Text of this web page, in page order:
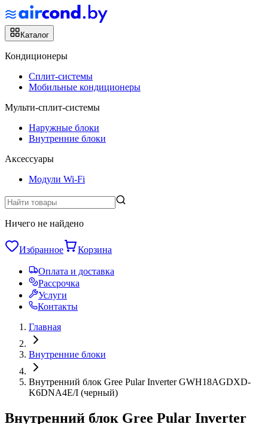
Каталог
Кондиционеры
Сплит-системы
Мобильные кондиционеры
Мульти-сплит-системы
Наружные блоки
Внутренние блоки
Аксессуары
Модули Wi-Fi
Ничего не найдено
Избранное Корзина
Оплата и доставка
Рассрочка
Услуги
Контакты
Главная
Внутренние блоки
Внутренний блок Gree Pular Inverter GWH18AGDXD-
K6DNA4E/I (черный)
Внутренний блок Gree Pular Inverter